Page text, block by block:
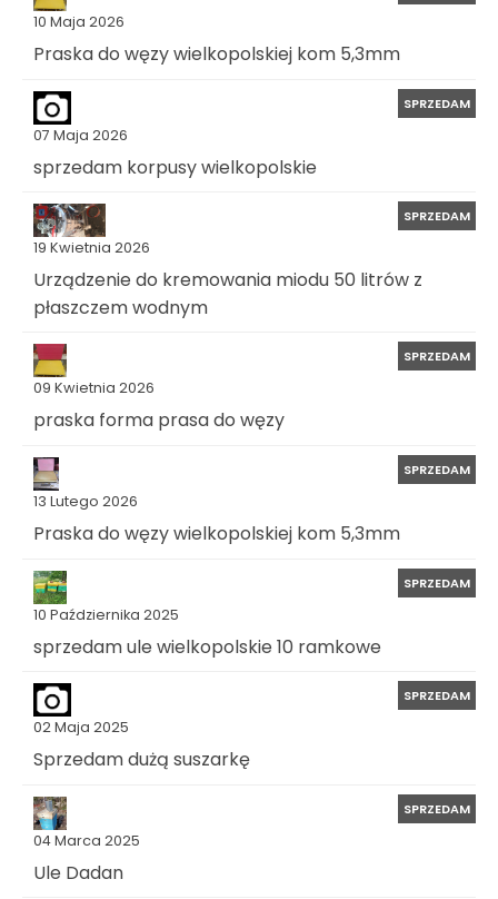
10 Maja 2026
Praska do węzy wielkopolskiej kom 5,3mm
07 Maja 2026
SPRZEDAM
sprzedam korpusy wielkopolskie
19 Kwietnia 2026
SPRZEDAM
Urządzenie do kremowania miodu 50 litrów z
płaszczem wodnym
09 Kwietnia 2026
SPRZEDAM
praska forma prasa do węzy
13 Lutego 2026
SPRZEDAM
Praska do węzy wielkopolskiej kom 5,3mm
10 Października 2025
SPRZEDAM
sprzedam ule wielkopolskie 10 ramkowe
02 Maja 2025
SPRZEDAM
Sprzedam dużą suszarkę
04 Marca 2025
SPRZEDAM
Ule Dadan